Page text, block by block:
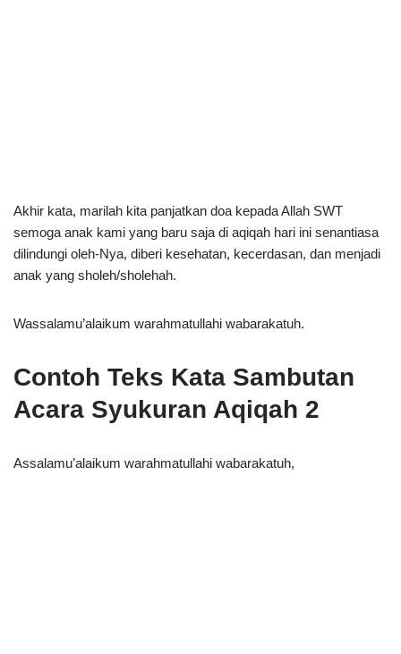
Akhir kata, marilah kita panjatkan doa kepada Allah SWT
semoga anak kami yang baru saja di aqiqah hari ini senantiasa
dilindungi oleh-Nya, diberi kesehatan, kecerdasan, dan menjadi
anak yang sholeh/sholehah.
Wassalamu’alaikum warahmatullahi wabarakatuh.
Contoh Teks Kata Sambutan
Acara Syukuran Aqiqah 2
Assalamu’alaikum warahmatullahi wabarakatuh,